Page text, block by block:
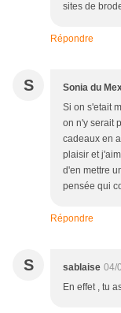
sites de
Répondre
S Sonia du
Si on s'etait
on n'y serait
cadeaux en
plaisir et
d'en mettre
pensée qui
Répondre
S sablaise 04/
En effet , tu